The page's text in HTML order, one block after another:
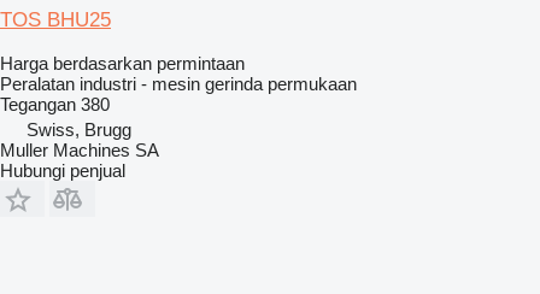
TOS BHU25
Harga berdasarkan permintaan
Peralatan industri - mesin gerinda permukaan
Tegangan 380
Swiss, Brugg
Muller Machines SA
Hubungi penjual